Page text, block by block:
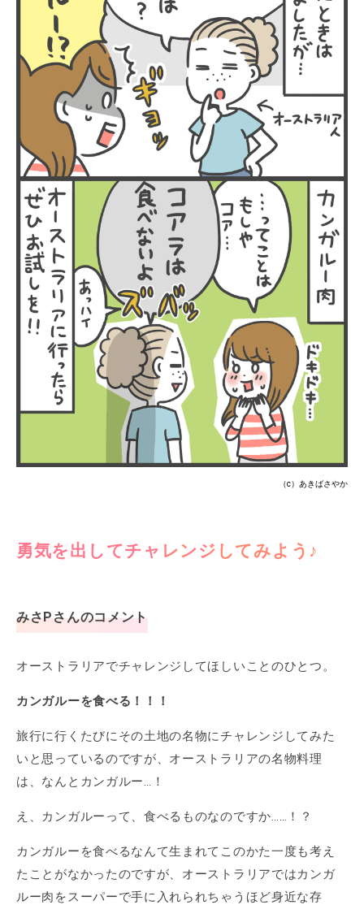
（c）あきばさやか
勇気を出してチャレンジしてみよう♪
みさPさんのコメント
オーストラリアでチャレンジしてほしいことのひとつ。
カンガルーを食べる！！！
旅行に行くたびにその土地の名物にチャレンジしてみた
いと思っているのですが、オーストラリアの名物料理
は、なんとカンガルー…！
え、カンガルーって、食べるものなのですか……！？
カンガルーを食べるなんて生まれてこのかた一度も考え
たことがなかったのですが、オーストラリアではカンガ
ルー肉をスーパーで手に入れられちゃうほど身近な存